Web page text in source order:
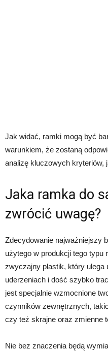
Jak widać, ramki mogą być
warunkiem, że zostaną
analizę kluczowych kryteriów,
Jaka ramka do
zwrócić uwagę?
Zdecydowanie najważniejszy
użytego w produkcji tego typu
zwyczajny plastik, który
uderzeniach i dość szybko
jest specjalnie wzmocnione
czynników zewnętrznych,
czy też skrajne oraz zmienne
Nie bez znaczenia będą